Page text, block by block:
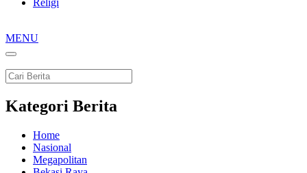
MENU
Kategori Berita
Home
Nasional
Megapolitan